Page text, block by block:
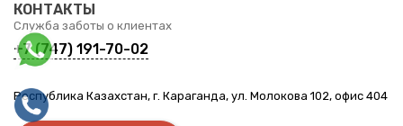
КОНТАКТЫ
Служба заботы о клиентах
+7 (747) 191-70-02
Республика Казахстан, г. Караганда, ул. Молокова 102, офис 404